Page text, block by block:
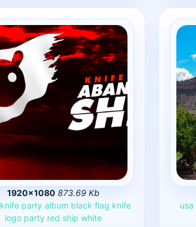
1920×1080 873.69 Kb
knife party album black flag knife
logo party red ship white
usa